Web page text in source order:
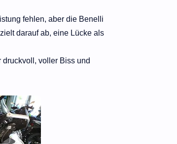
fehlen, aber die Benelli
darauf ab, eine Lücke als
voller Biss und